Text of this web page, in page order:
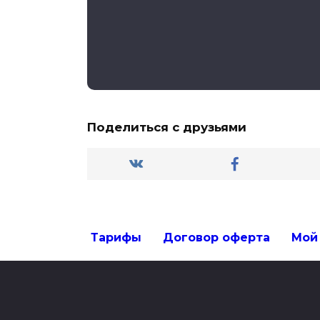
Поделиться с друзьями
Тарифы Договор оферта Мой